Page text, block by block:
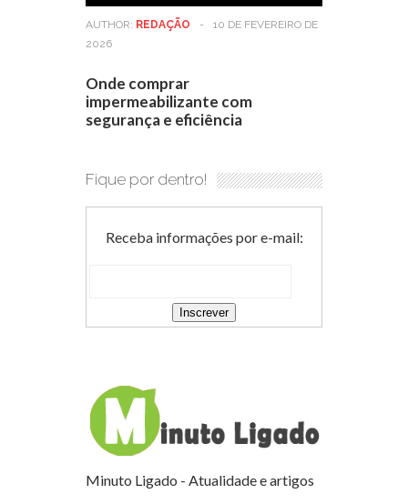
AUTHOR: REDAÇÃO -
10 DE FEVEREIRO DE
2026
Onde comprar
impermeabilizante com
segurança e eficiência
Fique por dentro!
Receba informações por e-mail:
Minuto Ligado - Atualidade e artigos